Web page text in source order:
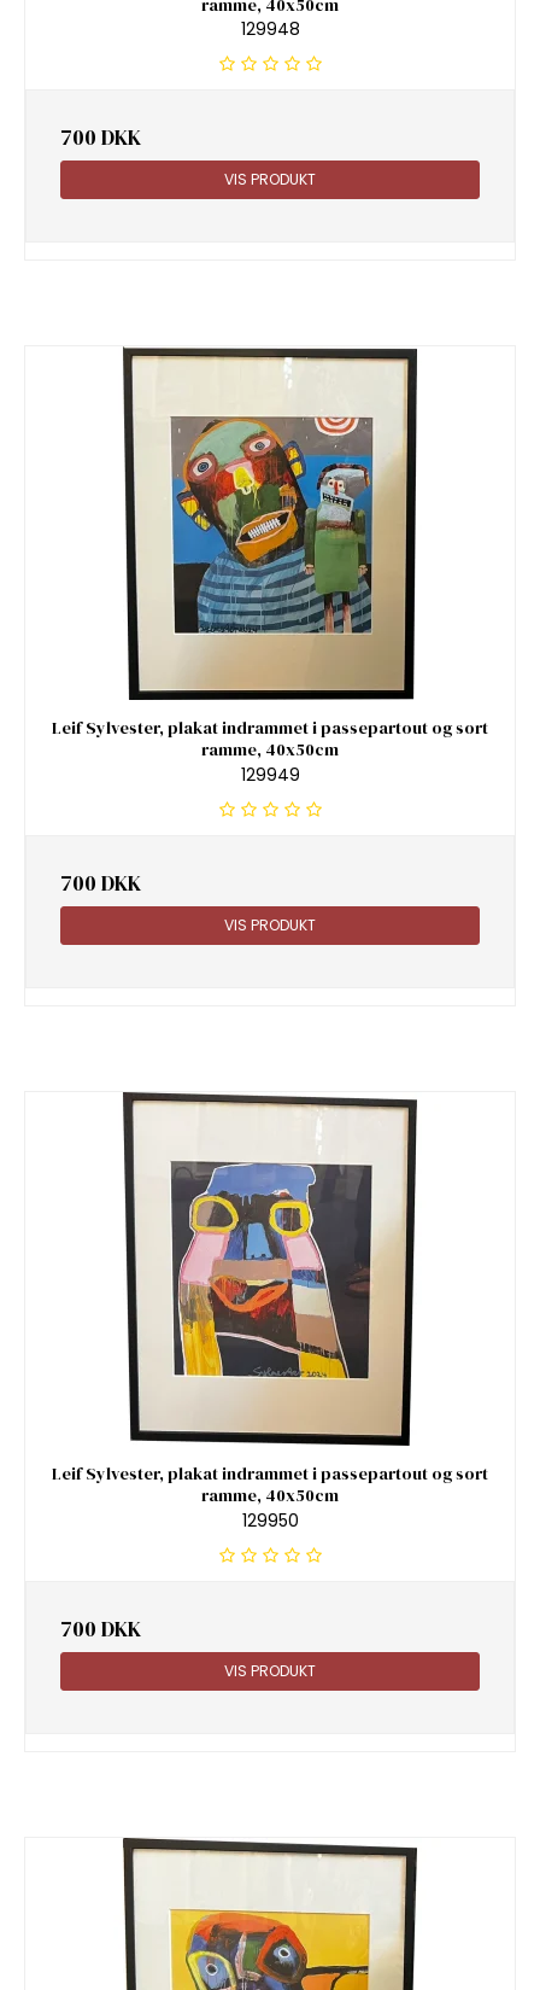
129948
700 DKK
VIS PRODUKT
Leif Sylvester, plakat indrammet i passepartout og sort
ramme, 40x50cm
129949
700 DKK
VIS PRODUKT
Leif Sylvester, plakat indrammet i passepartout og sort
ramme, 40x50cm
129950
700 DKK
VIS PRODUKT